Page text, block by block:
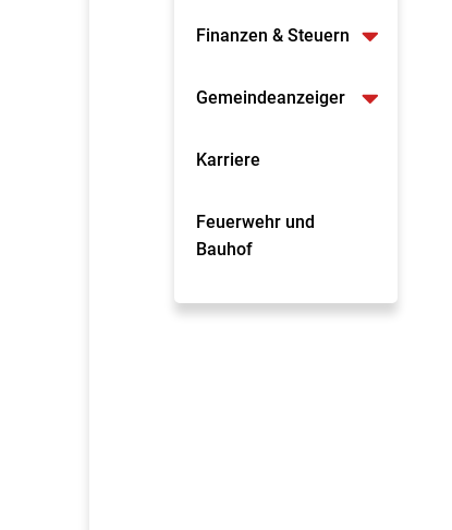
Finanzen & Steuern
Gemeindeanzeiger
Karriere
Feuerwehr und
Bauhof